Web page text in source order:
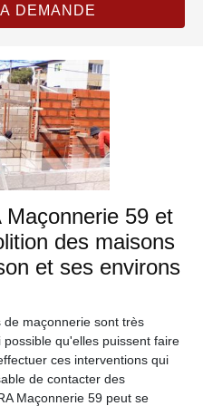
59 et
des maisons
et ses environs
maçonnerie sont très
qu'elles puissent faire
ces interventions qui
de contacter des
Maçonnerie 59 peut se